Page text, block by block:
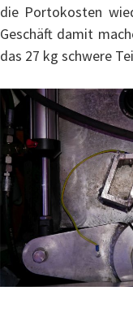
die Portokosten
Geschäft damit
das 27 kg schwere